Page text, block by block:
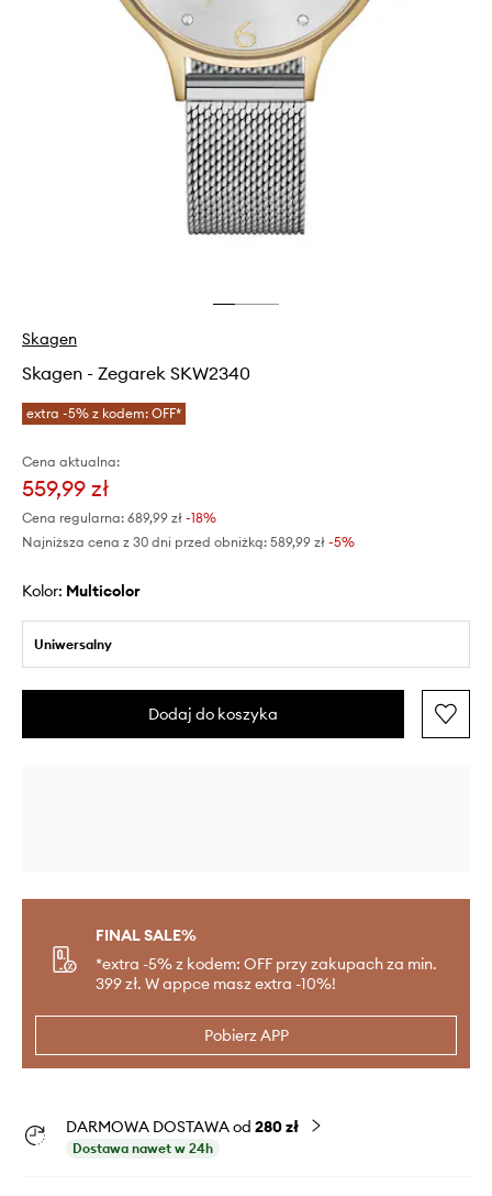
Skagen
Skagen - Zegarek SKW2340
extra -5% z kodem: OFF*
Cena aktualna:
559,99 zł
Cena regularna: 689,99 zł -18%
Najniższa cena z 30 dni przed obniżką: 589,99 zł -5%
Kolor: multicolor
Uniwersalny
Dodaj do koszyka
FINAL SALE%
*extra -5% z kodem: OFF przy zakupach za min.
399 zł. W appce masz extra -10%!
Pobierz APP
DARMOWA DOSTAWA od 280 zł
Dostawa nawet w 24h